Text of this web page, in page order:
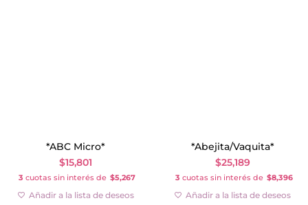
*ABC Micro*
$15,801
3 cuotas sin interés de $5,267
Añadir a la lista de deseos
*Abejita/Vaquita*
$25,189
3 cuotas sin interés de $8,396
Añadir a la lista de deseos